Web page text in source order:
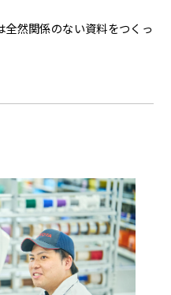
然関係のない資料をつくっ